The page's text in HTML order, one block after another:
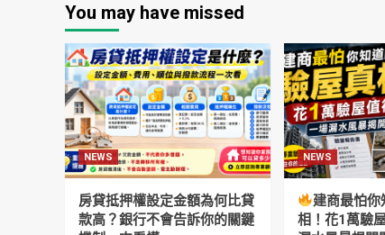
You may have missed
NEWS
房貸抵押權設定金額為何比貸
款高？銀行不會告訴你的關鍵
NEWS
建商最怕
相！花1萬驗